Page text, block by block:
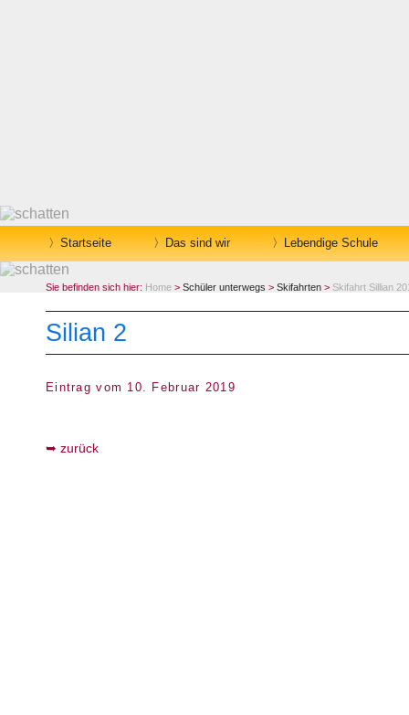
Startseite Das sind wir Lebendige Schule
Sie befinden sich hier: Home > Schüler unterwegs > Skifahrten > Skifahrt Sillian
Silian 2
Eintrag vom 10. Februar 2019
zurück